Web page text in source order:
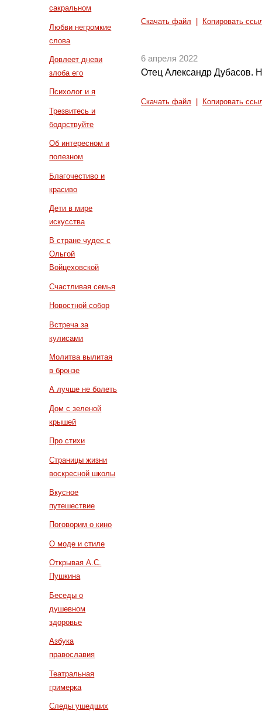
сакральном
Любви негромкие
слова
Довлеет дневи
злоба его
Психолог и я
Трезвитесь и
бодрствуйте
Об интересном и
полезном
Благочестиво и
красиво
Дети в мире
искусства
В стране чудес с
Ольгой
Войцеховской
Счастливая семья
Новостной собор
Встреча за
кулисами
Молитва вылитая
в бронзе
А лучше не болеть
Дом с зеленой
крышей
Про стихи
Страницы жизни
воскресной школы
Вкусное
путешествие
Поговорим о кино
О моде и стиле
Открывая А.С.
Пушкина
Беседы о
душевном
здоровье
Азбука
православия
Театральная
гримерка
Следы ушедших
Скачать файл Копировать
6 апреля 2022
Отец Александр Дубасов.
Скачать файл Копировать